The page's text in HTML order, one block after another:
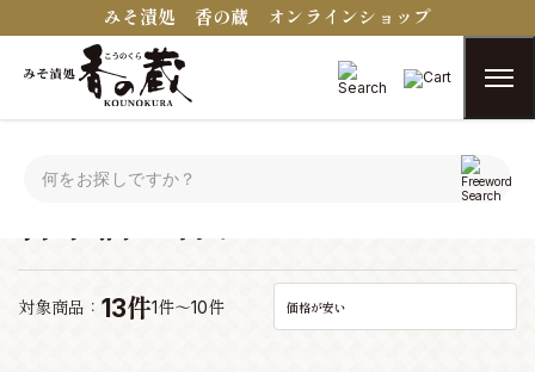
みそ漬処 香の蔵 オンラインショップ
対象商品： 13件1件～10件 価格が安い